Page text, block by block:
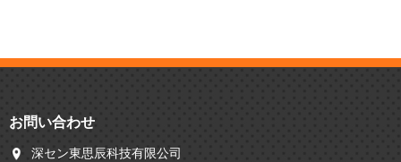
お問い合わせ
深セン東思辰科技有限公司